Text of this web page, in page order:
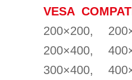
VESA
200×200,
200×400,
300×400,